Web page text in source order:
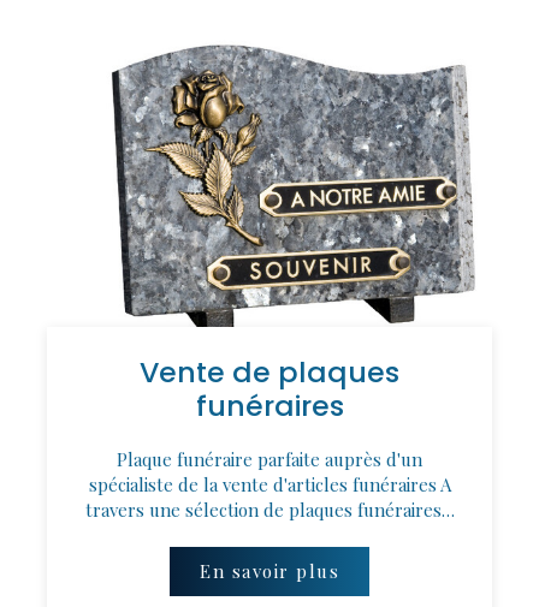
Vente de plaques
funéraires
Plaque funéraire parfaite auprès d'un
spécialiste de la vente d'articles funéraires A
travers une sélection de plaques funéraires…
En savoir plus